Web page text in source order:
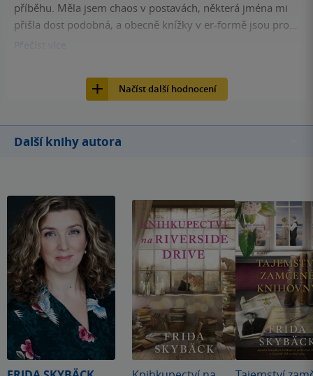
příběhu. Měla jsem chaos v postavách, některá jména mi
přišla dost podobná, a obecně knížky v er-formě jsou pro
mě vždycky méně čtivé. Nicméně jakmile jsem se začetla,
názvu člověk žádné drama nečeká, o to víc mě překvapilo,
jak bylo pátrání napínavé a bavilo mě. Není to ale
ale autorka udržela moji pozornost až do konce.
Přečíst
Načíst další hodnocení
Další knihy autora